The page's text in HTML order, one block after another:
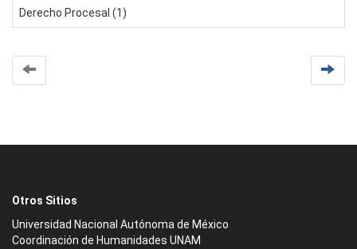
Derecho Procesal (1)
Otros Sitios
Universidad Nacional Autónoma de México
Coordinación de Humanidades UNAM